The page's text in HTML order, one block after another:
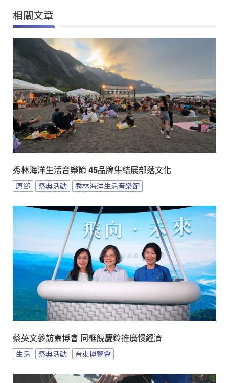
相關文章
秀林海洋生活音樂節 45品牌集結展部落文化
原鄉 祭典活動 秀林海洋生活音樂節
蔡英文參訪東博會 同框饒慶鈴推廣慢經濟
生活 祭典活動 台東博覽會